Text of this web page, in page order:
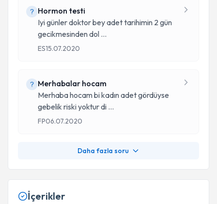
Hormon testi
Iyi günler doktor bey adet tarihimin 2 gün
gecikmesinden dol ...
ES15.07.2020
Merhabalar hocam
Merhaba hocam bi kadın adet gördüyse
gebelik riski yoktur di ...
FP06.07.2020
Daha fazla soru
İçerikler